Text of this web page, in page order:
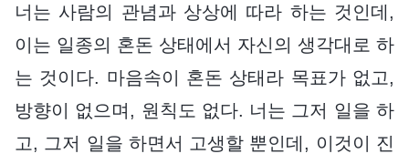
너는 사람의 관념과 상상에 따라 하는 것인데,
이는 일종의 혼돈 상태에서 자신의 생각대로 하
는 것이다. 마음속이 혼돈 상태라 목표가 없고,
방향이 없으며, 원칙도 없다. 너는 그저 일을 하
고, 그저 일을 하면서 고생할 뿐인데, 이것이 진